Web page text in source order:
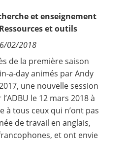
et enseignement
Ressources et outils
02/2018
de la première saison
a-day animés par Andy
une nouvelle session
le 12 mars 2018 à
à tous ceux qui n’ont pas
de travail en anglais,
et ont envie